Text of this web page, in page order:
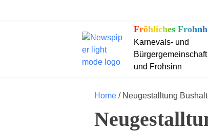
Fröhliches
Karnevals- und
und Frohsinn
Home / Neugestalltung